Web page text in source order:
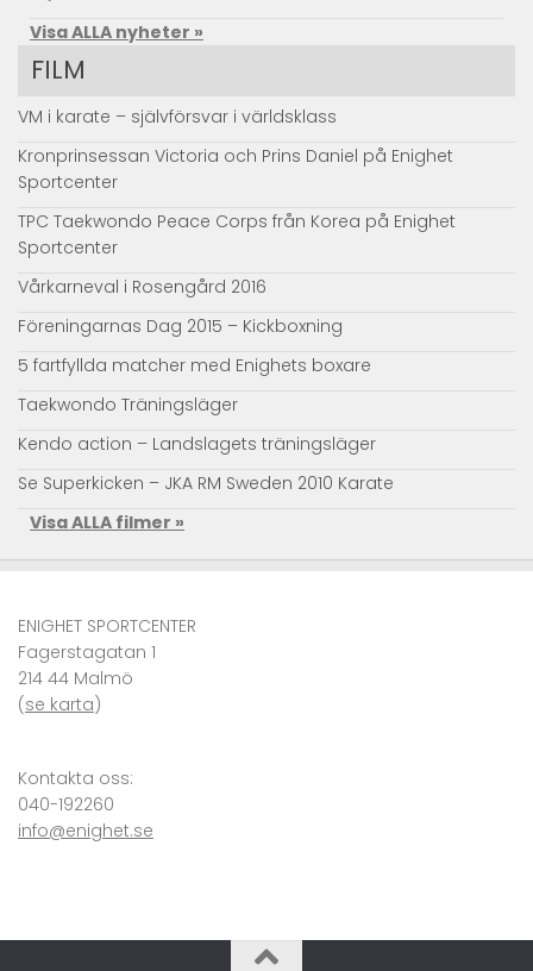
Visa ALLA nyheter »
FILM
VM i karate – självförsvar i världsklass
Kronprinsessan Victoria och Prins Daniel på Enighet
Sportcenter
TPC Taekwondo Peace Corps från Korea på Enighet
Sportcenter
Vårkarneval i Rosengård 2016
Föreningarnas Dag 2015 – Kickboxning
5 fartfyllda matcher med Enighets boxare
Taekwondo Träningsläger
Kendo action – Landslagets träningsläger
Se Superkicken – JKA RM Sweden 2010 Karate
Visa ALLA filmer »
ENIGHET SPORTCENTER
Fagerstagatan 1
214 44 Malmö
(se karta)
Kontakta oss:
040-192260
info@enighet.se